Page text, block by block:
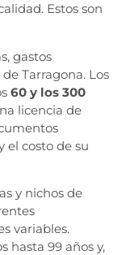
Estos son
gastos
Tarragona. Los
60 y los 300
licencia de
el costo de su
y nichos de
variables.
hasta 99 años y,